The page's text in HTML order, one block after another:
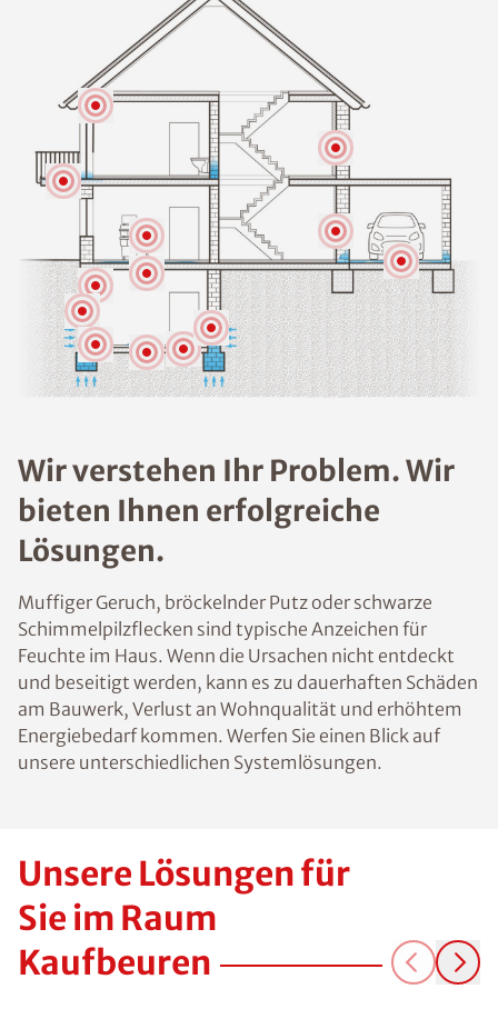
Wir verstehen Ihr Problem. Wir
bieten Ihnen erfolgreiche
Lösungen.
Muffiger Geruch, bröckelnder Putz oder schwarze
Schimmelpilzflecken sind typische Anzeichen für
Feuchte im Haus. Wenn die Ursachen nicht entdeckt
und beseitigt werden, kann es zu dauerhaften Schäden
am Bauwerk, Verlust an Wohnqualität und erhöhtem
Energiebedarf kommen. Werfen Sie einen Blick auf
unsere unterschiedlichen Systemlösungen.
Unsere Lösungen für
Sie im Raum
Kaufbeuren